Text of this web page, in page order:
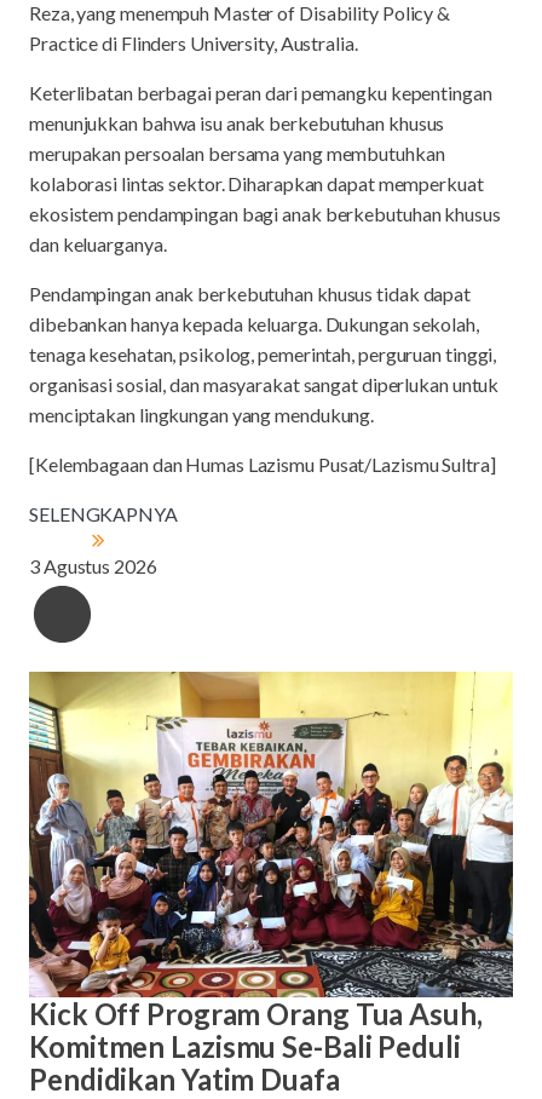
Reza, yang menempuh Master of Disability Policy &
Practice di Flinders University, Australia.
Keterlibatan berbagai peran dari pemangku kepentingan
menunjukkan bahwa isu anak berkebutuhan khusus
merupakan persoalan bersama yang membutuhkan
kolaborasi lintas sektor. Diharapkan dapat memperkuat
ekosistem pendampingan bagi anak berkebutuhan khusus
dan keluarganya.
Pendampingan anak berkebutuhan khusus tidak dapat
dibebankan hanya kepada keluarga. Dukungan sekolah,
tenaga kesehatan, psikolog, pemerintah, perguruan tinggi,
organisasi sosial, dan masyarakat sangat diperlukan untuk
menciptakan lingkungan yang mendukung.
[Kelembagaan dan Humas Lazismu Pusat/Lazismu Sultra]
SELENGKAPNYA
3 Agustus 2026
Kick Off Program Orang Tua Asuh,
Komitmen Lazismu Se-Bali Peduli
Pendidikan Yatim Duafa